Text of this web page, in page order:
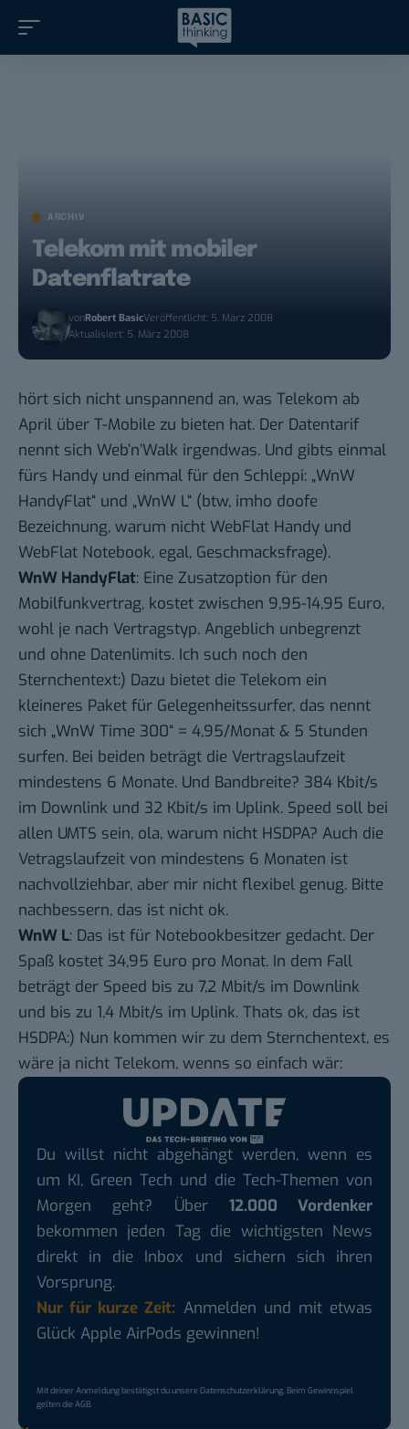
ARCHIV
Telekom mit mobiler
Datenflatrate
vonRobert BasicVeröffentlicht: 5. März 2008
Aktualisiert: 5. März 2008
hört sich nicht unspannend an, was Telekom ab
April über T-Mobile zu bieten hat. Der Datentarif
nennt sich Web’n’Walk irgendwas. Und gibts einmal
fürs Handy und einmal für den Schleppi: „WnW
HandyFlat“ und „WnW L“ (btw, imho doofe
Bezeichnung, warum nicht WebFlat Handy und
WebFlat Notebook, egal, Geschmacksfrage).
WnW HandyFlat: Eine Zusatzoption für den
Mobilfunkvertrag, kostet zwischen 9,95-14,95 Euro,
wohl je nach Vertragstyp. Angeblich unbegrenzt
und ohne Datenlimits. Ich such noch den
Sternchentext:) Dazu bietet die Telekom ein
kleineres Paket für Gelegenheitssurfer, das nennt
sich „WnW Time 300“ = 4,95/Monat & 5 Stunden
surfen. Bei beiden beträgt die Vertragslaufzeit
mindestens 6 Monate. Und Bandbreite? 384 Kbit/s
im Downlink und 32 Kbit/s im Uplink. Speed soll bei
allen UMTS sein, ola, warum nicht HSDPA? Auch die
Vetragslaufzeit von mindestens 6 Monaten ist
nachvollziehbar, aber mir nicht flexibel genug. Bitte
nachbessern, das ist nicht ok.
WnW L: Das ist für Notebookbesitzer gedacht. Der
Spaß kostet 34,95 Euro pro Monat. In dem Fall
beträgt der Speed bis zu 7,2 Mbit/s im Downlink
und bis zu 1,4 Mbit/s im Uplink. Thats ok, das ist
HSDPA:) Nun kommen wir zu dem Sternchentext, es
wäre ja nicht Telekom, wenns so einfach wär:
Du willst nicht abgehängt werden, wenn es
um KI, Green Tech und die Tech-Themen von
Morgen geht? Über 12.000 Vordenker
bekommen jeden Tag die wichtigsten News
direkt in die Inbox und sichern sich ihren
Vorsprung.
Nur für kurze Zeit: Anmelden und mit etwas
Glück Apple AirPods gewinnen!
Mit deiner Anmeldung bestätigst du unsereDatenschutzerklärung. Beim Gewinnspiel
gelten dieAGB.